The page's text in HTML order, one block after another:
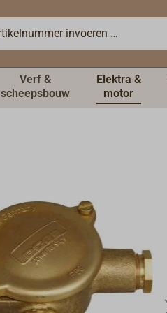
Verf &
scheepsbouw
Elektra &
motor